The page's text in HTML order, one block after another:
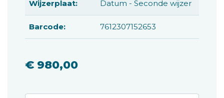
Wijzerplaat: Datum - Seconde wijzer
Barcode: 7612307152653
€ 980,00